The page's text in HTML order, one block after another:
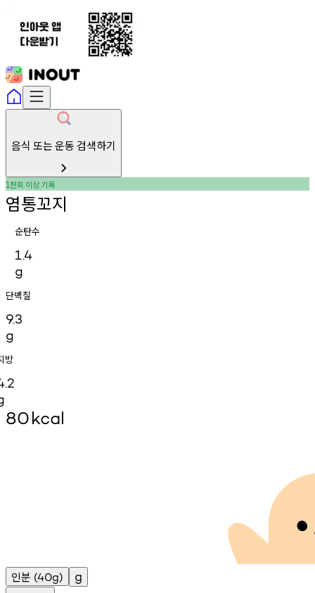
음식 또는 운동 검색하기
1천회 이상기록
염통꼬지
순탄수
1.4
g
단백질
9.3
g
방
80kcal
인분 (40g) g